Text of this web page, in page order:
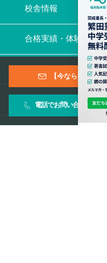
【今なら登録特
電話でお問い合わせ
校舎情報
合格実績・体験記
よくある質問